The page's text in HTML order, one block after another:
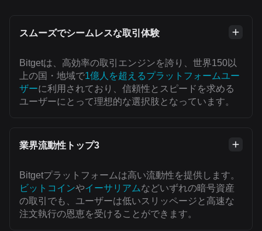
スムーズでシームレスな取引体験
Bitgetは、高効率の取引エンジンを誇り、世界150以
上の国・地域で1億人を超えるプラットフォームユー
ザーに利用されており、信頼性とスピードを求める
ユーザーにとって理想的な選択肢となっています。
業界流動性トップ3
Bitgetプラットフォームは高い流動性を提供します。
ビットコインやイーサリアムなどいずれの暗号資産
の取引でも、ユーザーは低いスリッページと高速な
注文執行の恩恵を受けることができます。